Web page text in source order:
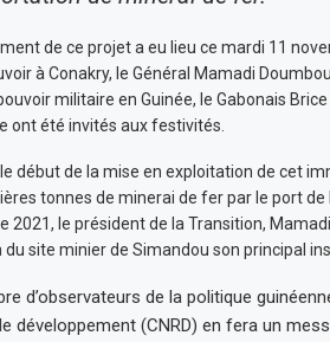
de ce projet a eu lieu ce mardi 11
à Conakry, le Général Mamadi
militaire en Guinée, le Gabonais
ont été invités aux festivités.
début de la mise en exploitation de cet
tonnes de minerai de fer par le port de
2021, le président de la Transition,
du site minier de Simandou son principal
d’observateurs de la politique
développement (CNRD) en fera un